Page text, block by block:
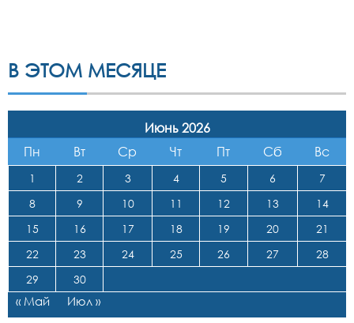
В ЭТОМ МЕСЯЦЕ
Июнь 2026
Пн
Вт Ср Чт Пт Сб Вс
1 2 3 4 5 6
7
8
9 10 11 12 13
14
15
16 17 18 19 20
21
22
23 24 25 26 27
28
29
30
« Май Июл »